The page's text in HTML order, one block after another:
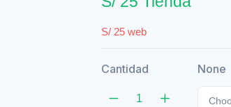
S/ 25 web
Cantidad None